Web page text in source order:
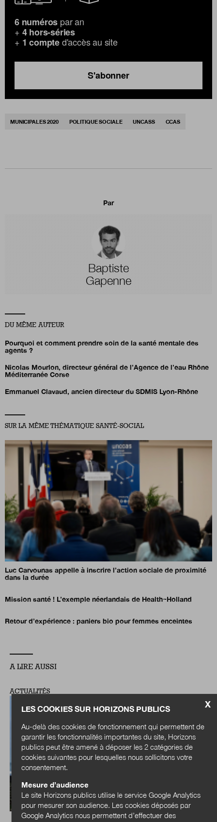
6 numéros par an
+ 4 hors-séries
+ 1 compted'accès au site
S'abonner
MUNICIPALES 2020 POLITIQUE SOCIALE UNCASS CCAS
Par
Baptiste
Gapenne
DU MÊME AUTEUR
Pourquoi et comment prendre soin de la santé mentale des
agents ?
Nicolas Mourlon, directeur général de l’Agence de l’eau Rhône
Méditerranée Corse
Emmanuel Clavaud, ancien directeur du SDMIS Lyon-Rhône
SUR LA MÊME THÉMATIQUE SANTÉ-SOCIAL
Luc Carvounas appelle à inscrire l’action sociale de proximité
dans la durée
Mission santé ! L’exemple néerlandais de Health~Holland
Retour d’expérience : paniers bio pour femmes enceintes
A LIRE AUSSI
ACTUALITÉS
X
LES COOKIES SUR HORIZONS PUBLICS
Au-delà des cookies de fonctionnement qui permettent de
garantir les fonctionnalités importantes du site, Horizons
publics peut être amené à déposer les 2 catégories de
cookies suivantes pour lesquelles nous sollicitons votre
consentement.
Mesure d’audience
Le site Horizons publics utilise le service Google Analytics
pour mesurer son audience. Les cookies déposés par
Google Analytics nous permettent d’effectuer des